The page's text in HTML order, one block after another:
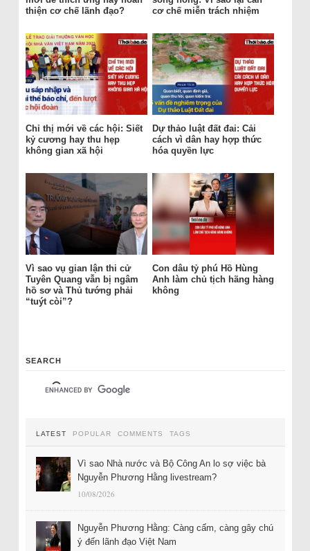
thiện cơ chế lãnh đạo?
cơ chế miễn trách nhiệm
Chỉ thị mới về các hội: Siết
kỷ cương hay thu hẹp
không gian xã hội
Dự thảo luật đất đai: Cải
cách vì dân hay hợp thức
hóa quyền lực
Vì sao vụ gian lận thi cử
Tuyên Quang vẫn bị ngâm
hồ sơ và Thủ tướng phải
“tuýt còi”?
Con dâu tỷ phú Hồ Hùng
Anh làm chủ tịch hãng hàng
không
SEARCH
LATEST POPULAR COMMENTS TAGS
Vì sao Nhà nước và Bộ Công An lo sợ việc bà
Nguyễn Phương Hằng livestream?
10/08/2026
Nguyễn Phương Hằng: Càng cấm, càng gây chú
ý đến lãnh đạo Việt Nam